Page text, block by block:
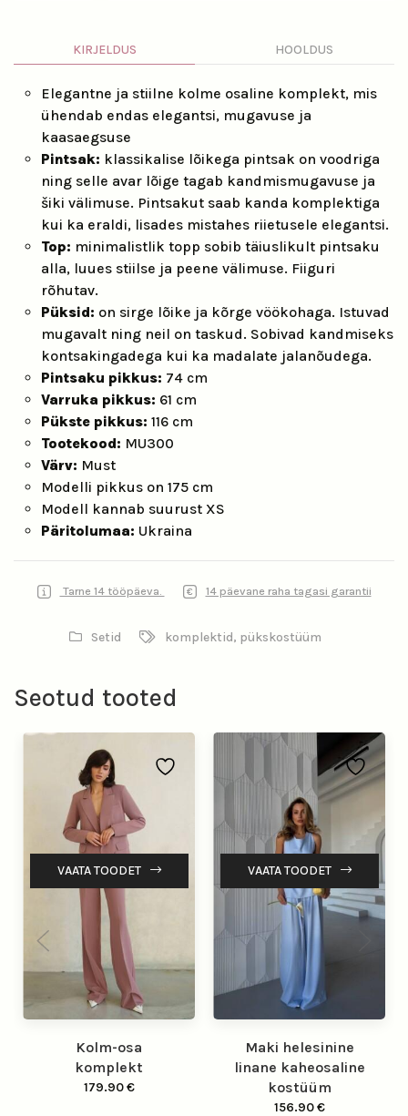
KIRJELDUS HOOLDUS
Elegantne ja stiilne kolme osaline komplekt, mis
ühendab endas elegantsi, mugavuse ja
kaasaegsuse
Pintsak: klassikalise lõikega pintsak on voodriga
ning selle avar lõige tagab kandmismugavuse ja
šiki välimuse. Pintsakut saab kanda komplektiga
kui ka eraldi, lisades mistahes riietusele elegantsi.
Top: minimalistlik topp sobib täiuslikult pintsaku
alla, luues stiilse ja peene välimuse. Fiiguri
rõhutav.
Püksid: on sirge lõike ja kõrge vöökohaga. Istuvad
mugavalt ning neil on taskud. Sobivad kandmiseks
kontsakingadega kui ka madalate jalanõudega.
Pintsaku pikkus: 74 cm
Varruka pikkus: 61 cm
Pükste pikkus: 116 cm
Tootekood: MU300
Värv: Must
Modelli pikkus on 175 cm
Modell kannab suurust XS
Päritolumaa: Ukraina
Tarne 14 tööpäeva. 14 päevane raha tagasi garantii
Setid komplektid, pükskostüüm
Seotud tooted
VAATA TOODET
Kolm-osa
komplekt
179.90€
VAATA TOODET
Maki helesinine
linane kaheosaline
kostüüm
156.90€